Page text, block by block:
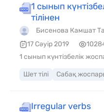
1 сынып
тілінен
Бисенова Камшат
17 Сәуір 2019
1 сынып күнтізбелік
Шет тілі Сабақ
Irregular verbs